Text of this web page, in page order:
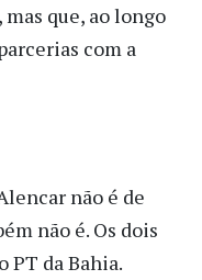
que, ao longo
com a
não é de
não é. Os dois
PT da Bahia.